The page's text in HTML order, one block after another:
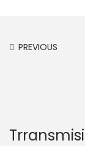
PREVIOUS
Trransmisi